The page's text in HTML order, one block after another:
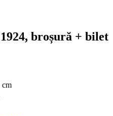
broșură + bilet
cm